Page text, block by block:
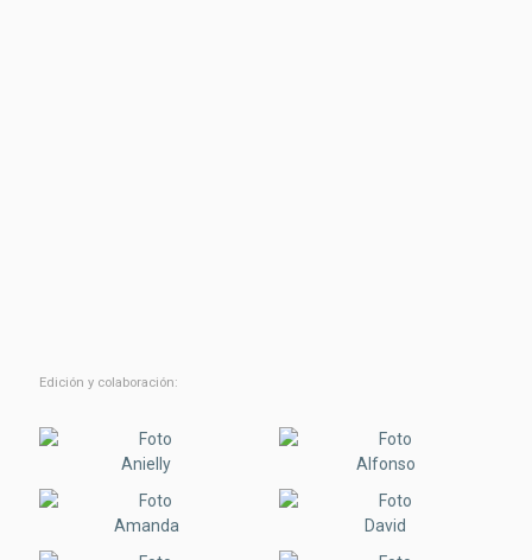
Edición y colaboración:
Anielly Alfonso
Amanda David